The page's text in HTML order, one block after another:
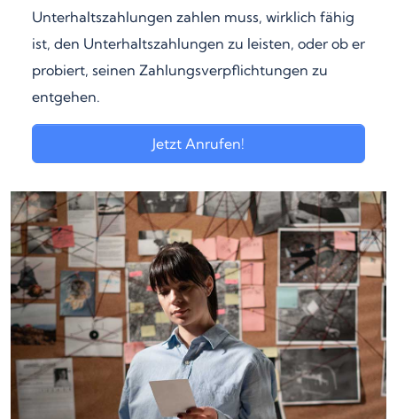
Unterhaltszahlungen zahlen muss, wirklich fähig
ist, den Unterhaltszahlungen zu leisten, oder ob er
probiert, seinen Zahlungsverpflichtungen zu
entgehen.
Jetzt Anrufen!